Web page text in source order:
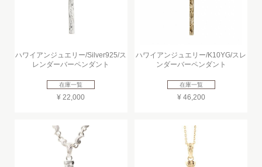
ハワイアンジュエリー/Silver925/ス
レンダーバーペンダント
在庫一覧
¥ 22,000
ハワイアンジュエリー/K10YG/スレ
ンダーバーペンダント
在庫一覧
¥ 46,200